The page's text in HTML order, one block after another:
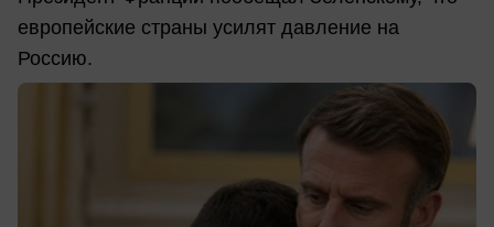
европейские страны усилят давление на
Россию.